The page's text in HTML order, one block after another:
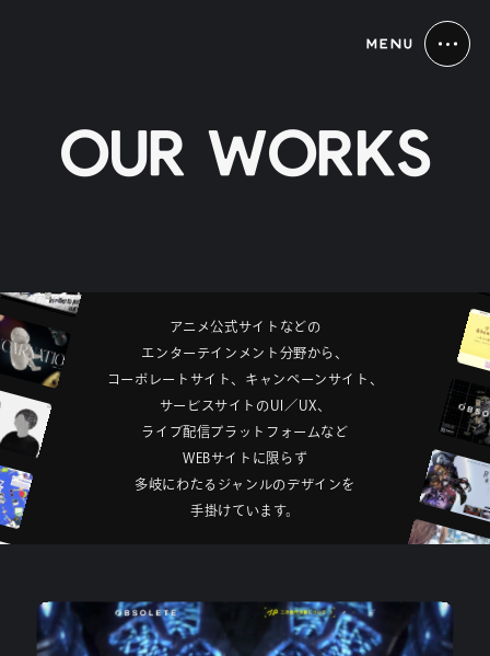
MENU
OU R WOR KS
ア ニ メ公式サイ ト などの
エ ン ター テイ ン メ ン ト 分野から 、
コ ー ポ レー ト サイ ト 、 キ ャ ンペー ン サイ ト 、
サー ビ ス サイ ト のU ／ UX、
ラ イ ブ配信プラ ッ ト フ ォ ー ム な ど
W EBサイ ト に 限 ら ず
多岐に わた る ジャ ン ルのデザイ ンを
手掛けて いま す。